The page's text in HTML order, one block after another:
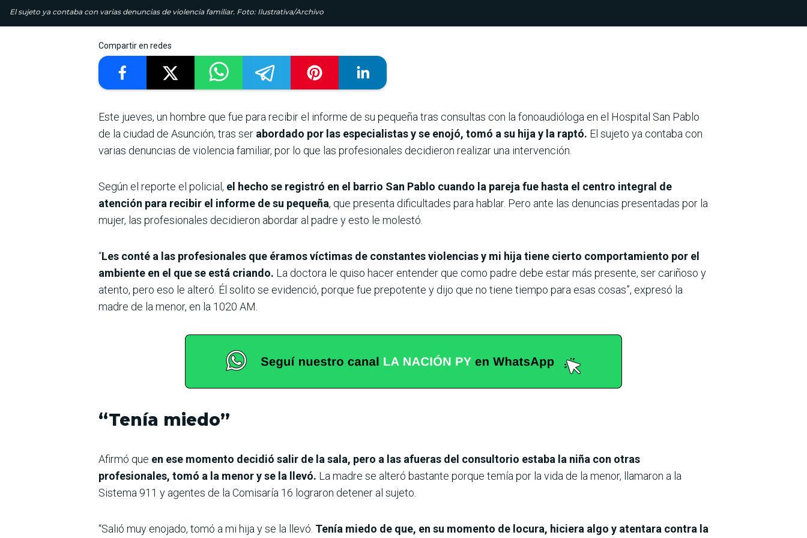
El sujeto ya contaba con varias denuncias de violencia familiar. Foto: Ilustrativa/Archivo
Compartir en redes
Este jueves, un hombre que fue para recibir el informe de su pequeña tras consultas con la fonoaudióloga en el Hospital San Pablo
de la ciudad de Asunción, tras ser abordado por las especialistas y se enojó, tomó a su hija y la raptó. El sujeto ya contaba con
varias denuncias de violencia familiar, por lo que las profesionales decidieron realizar una intervención.
Según el reporte el policial, el hecho se registró en el barrio San Pablo cuando la pareja fue hasta el centro integral de
atención para recibir el informe de su pequeña, que presenta dificultades para hablar. Pero ante las denuncias presentadas por la
mujer, las profesionales decidieron abordar al padre y esto le molestó.
“Les conté a las profesionales que éramos víctimas de constantes violencias y mi hija tiene cierto comportamiento por el
ambiente en el que se está criando. La doctora le quiso hacer entender que como padre debe estar más presente, ser cariñoso y
atento, pero eso le alteró. Él solito se evidenció, porque fue prepotente y dijo que no tiene tiempo para esas cosas”, expresó la
madre de la menor, en la 1020 AM.
“Tenía miedo”
Afirmó que en ese momento decidió salir de la sala, pero a las afueras del consultorio estaba la niña con otras
profesionales, tomó a la menor y se la llevó. La madre se alteró bastante porque temía por la vida de la menor, llamaron a la
Sistema 911 y agentes de la Comisaría 16 lograron detener al sujeto.
“Salió muy enojado, tomó a mi hija y se la llevó. Tenía miedo de que, en su momento de locura, hiciera algo y atentara contra la